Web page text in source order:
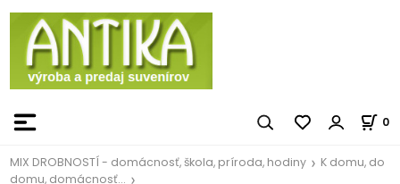
0
MIX DROBNOSTÍ - domácnosť, škola, príroda, hodiny
K domu, do
domu, domácnosť...